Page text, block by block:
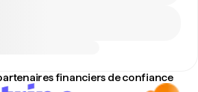
financiers de confiance